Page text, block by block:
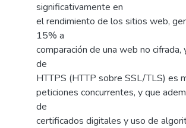
significativamente en
el rendimiento de los sitios web,
15% a
comparación de una web no
de
HTTPS (HTTP sobre SSL/TLS) es
peticiones concurrentes, y que
de
certificados digitales y uso de